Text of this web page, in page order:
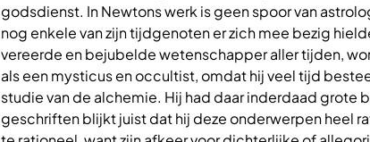
godsdienst. In Newtons werk is geen spoor van
nog enkele van zijn tijdgenoten er zich mee bezig
vereerde en bejubelde wetenschapper aller tijden,
als een mysticus en occultist, omdat hij veel tijd
studie van de alchemie. Hij had daar inderdaad grote
geschriften blijkt juist dat hij deze onderwerpen heel